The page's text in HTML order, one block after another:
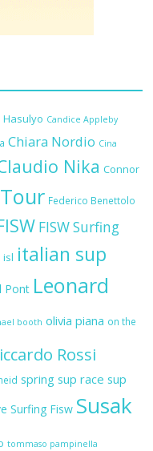
Hasulyo Candice Appleby
Chiara Nordio Cina
Nika Connor
Federico Benettolo
FISW Surfing
isl italian sup
Pont Leonard
booth olivia piana on the
Rossi
spring sup race sup
Surfing Fisw Susak
tommaso pampinella